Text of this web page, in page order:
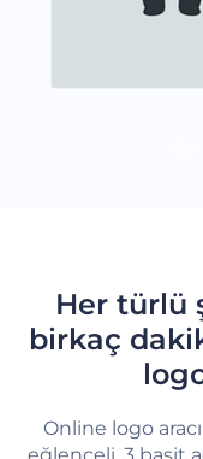
Her türlü
birkaç
Online logo
eğlenceli. 3 basit